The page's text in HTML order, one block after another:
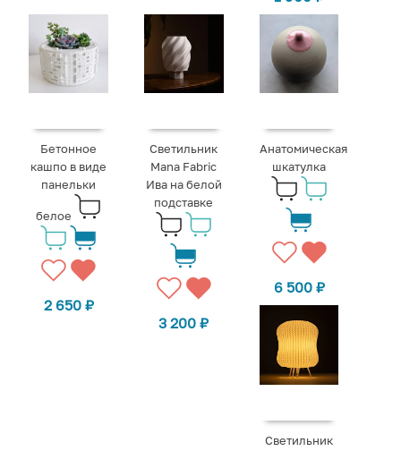
Бетонное
кашпо в виде
панельки
белое
2 650 ₽
Светильник
Mana Fabric
Ива на белой
подставке
3 200₽
Анатомическая
шкатулка
6 500 ₽
Светильник